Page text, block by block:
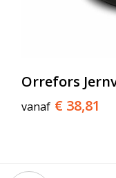
Orrefors
vanaf € 38,81